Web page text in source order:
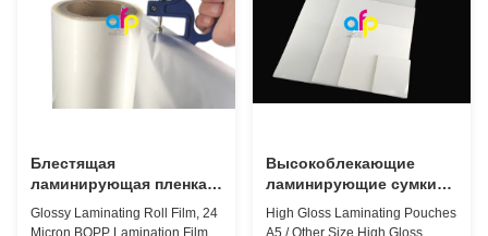
Блестящая
ламинирующая пленка,
24 микрона
ламинирующая пленка
Glossy Laminating Roll Film, 24
Micron BOPP Lamination Film
Высокоблекающие
ламинирующие сумки
А5 / другие размеры
High Gloss Laminating Pouches
A5 / Other Size High Gloss